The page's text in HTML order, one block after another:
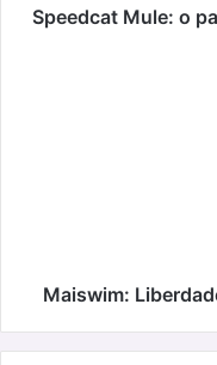
verão
Speedcat Mule: o
Maiswim: